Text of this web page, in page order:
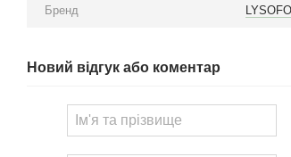
Бренд
Новий відгук або коментар